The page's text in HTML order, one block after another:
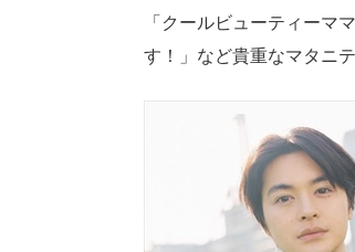
「クールビューティー
す！」など貴重なマタニ